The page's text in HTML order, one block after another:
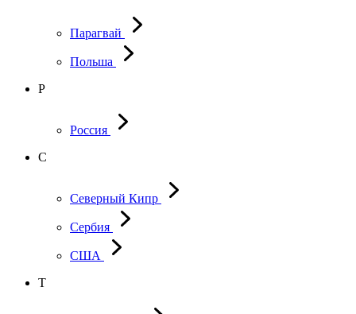
Парагвай
Польша
Р
Россия
С
Северный Кипр
Сербия
США
Т